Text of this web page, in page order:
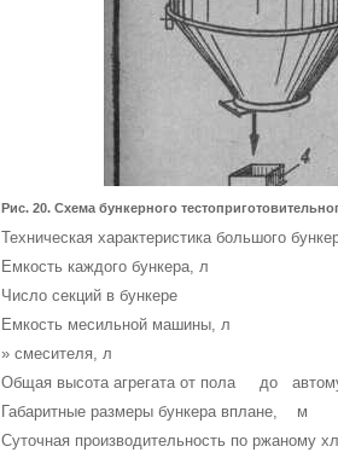
Рис. 20. Схема бун­керного
Техническая характеристика большого
Емкость каждого
Число секций в
Емкость месильной
»
Общая высота агрегата от пола до
Габаритные размеры
Суточная производительность по ржаному